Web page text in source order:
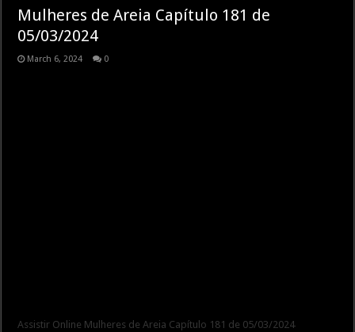
Mulheres de Areia Capítulo 181 de
05/03/2024
March 6, 2024 0
Assistir Online Mulheres de Areia Capítulo 181 de 05/03/2024